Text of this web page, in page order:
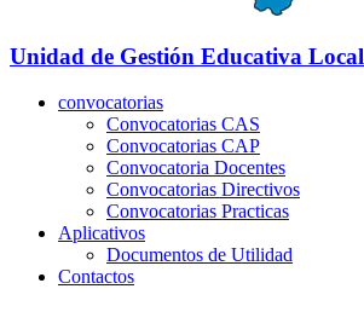
Unidad de Gestión Educativa Local
convocatorias
Convocatorias CAS
Convocatorias CAP
Convocatoria Docentes
Convocatorias Directivos
Convocatorias Practicas
Aplicativos
Documentos de Utilidad
Contactos